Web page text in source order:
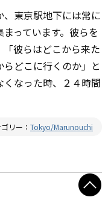
東京駅地下には常に
っています。彼らを
彼らはどこから来た
どこに行くのか」と
なった時、２４時間
リー： Tokyo/Marunouchi